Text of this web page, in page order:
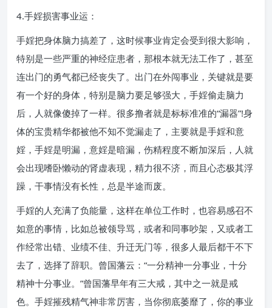
4.手婬损害事业运：
手婬把身体脑力搞差了，这时候事业肯定会受到很大影响，
特别是一些严重的神经症患者，那根本就无法工作了，甚至
连出门的勇气都已经丧失了。出门在外闯事业，关键就是要
有一个好的身体，特别是脑力要足够强大，手婬偷走脑力
后，人就像傻掉了一样。很多撸者就是标标准准的“漏器”!身
体的宝贵精华都被他不知不觉漏走了，主要就是手婬和意
婬，手婬是明漏，意婬是暗漏，伤精程度不断加深后，人就
会出现嗜卧懒动的肾虚表现，精力很不济，而且心态极其浮
躁，干事情没有长性，总是半途而废。
手婬的人充满了负能量，这样在单位工作时，也容易感召不
如意的事情，比如总被领导骂，或者和同事吵架，又或者工
作经常出错、业绩不佳、升迁无门等，很多人最后都干不下
去了，选择了辞职。曾国藩云：“一分精神一分事业，十分
精神十分事业。”曾国藩早年有三大戒，其中之一就是戒
色。手婬摧残精气神非常厉害，当你彻底萎靡了，你的事业